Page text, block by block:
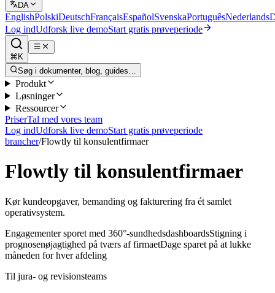
DA
EnglishPolskiDeutschFrançaisEspañolSvenskaPortuguêsNederlands
Log indUdforsk live demoStart gratis prøveperiode
⌘K
Søg i dokumenter, blog, guides…
Produkt
Løsninger
Ressourcer
PriserTal med vores team
Log indUdforsk live demoStart gratis prøveperiode
brancher/Flowtly til konsulentfirmaer
Flowtly til konsulentfirmaer
Kør kundeopgaver, bemanding og fakturering fra ét samlet
operativsystem.
Engagementer sporet med 360°-sundhedsdashboardsStigning i
prognosenøjagtighed på tværs af firmaetDage sparet på at lukke
måneden for hver afdeling
Til jura- og revisionsteams